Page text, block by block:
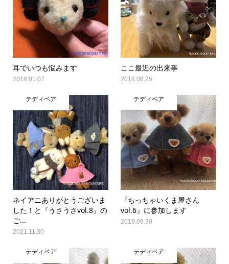
耳でいつも悩みます
2018.01.07
ここ最近の出来事
2018.08.25
テディベア
ネイアニありがとうございま
した！と『うさうさvol.8』の
ご...
2021.11.30
テディベア
『ちっちゃいくま屋さん
vol.6』に参加します
2019.09.30
テディベア テディベア